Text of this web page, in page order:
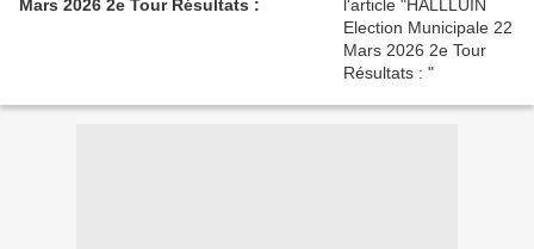
Mars 2026 2e Tour Résultats :